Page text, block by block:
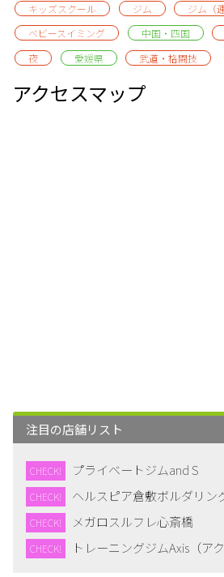
キッズスクール ジム
ジム（
ベビースイミング
中国・四国
夜
愛媛県 武道・格闘技
アクセスマップ
注目の店舗リスト
CHECK! プライベートジムand S
CHECK! ヘルスピア倉敷ボルダリン
CHECK! メガロスルフレ心斎橋
CHECK! トレーニングジムAxis（ア